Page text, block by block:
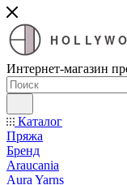
Интернет-магазин
Каталог
Пряжа
Бренд
Araucania
Aura Yarns